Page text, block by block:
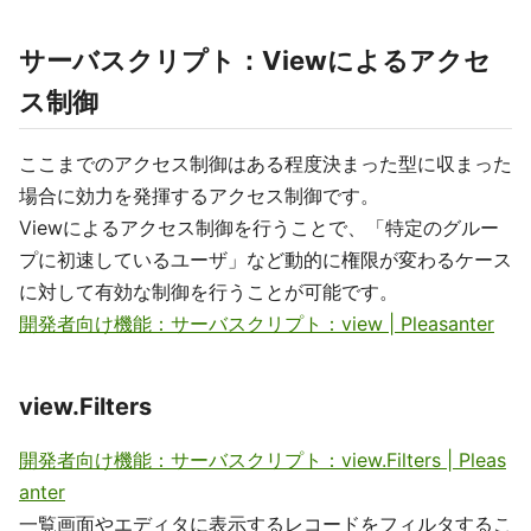
サーバスクリプト：Viewによるアクセ
ス制御
ここまでのアクセス制御はある程度決まった型に収まった
場合に効力を発揮するアクセス制御です。
Viewによるアクセス制御を行うことで、「特定のグルー
プに初速しているユーザ」など動的に権限が変わるケース
に対して有効な制御を行うことが可能です。
開発者向け機能：サーバスクリプト：view | Pleasanter
view.Filters
開発者向け機能：サーバスクリプト：view.Filters | Pleas
anter
一覧画面やエディタに表示するレコードをフィルタするこ